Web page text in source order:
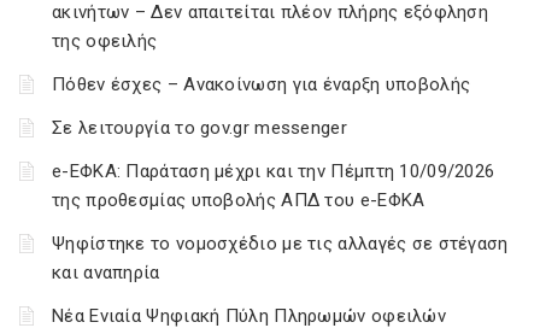
ακινήτων – Δεν απαιτείται πλέον πλήρης εξόφληση
της οφειλής
Πόθεν έσχες – Ανακοίνωση για έναρξη υποβολής
Σε λειτουργία το gov.gr messenger
e-ΕΦΚΑ: Παράταση μέχρι και την Πέμπτη 10/09/2026
της προθεσμίας υποβολής ΑΠΔ του e-ΕΦΚΑ
Ψηφίστηκε το νομοσχέδιο με τις αλλαγές σε στέγαση
και αναπηρία
Νέα Ενιαία Ψηφιακή Πύλη Πληρωμών οφειλών